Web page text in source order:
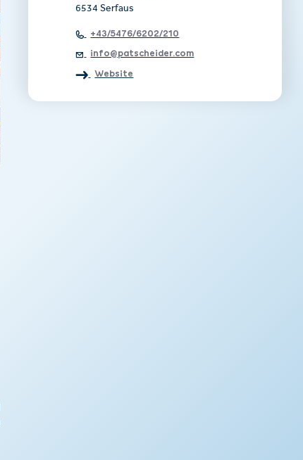
6534 Serfaus
+43/5476/6202/210
info@patscheider.com
Website